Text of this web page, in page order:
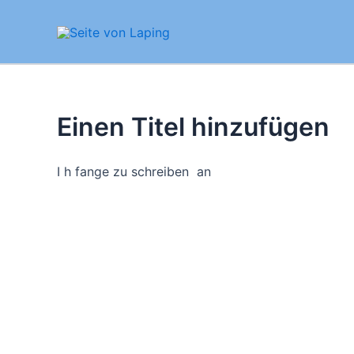
Einen Titel hinzufügen
I h fange zu schreiben an